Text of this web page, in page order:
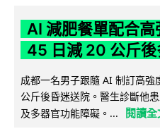
AI 減肥餐單配合
45 日減 20 公斤
成都一名男子跟隨 AI 制訂高
公斤後昏迷送院。醫生診斷他
及多器官功能障礙。...
閱讀全